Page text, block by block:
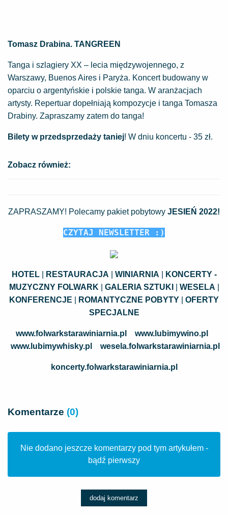
Tomasz Drabina. TANGREEN
Tanga i szlagiery XX – lecia międzywojennego, z
Warszawy, Buenos Aires i Paryża. Koncert budowany w
oparciu o argentyńskie i polskie tanga. W aranżacjach
artysty. Repertuar dopełniają kompozycje i tanga Tomasza
Drabiny. Zapraszamy zatem do tanga!
Bilety w przedsprzedaży taniej! W dniu koncertu - 35 zł.
Zobacz również:
ZAPRASZAMY! Polecamy pakiet pobytowy JESIEŃ 2022!
CZYTAJ NEWSLETTER :)
HOTEL| RESTAURACJA WINIARNIA
KONCERTY -
MUZYCZNY FOLWARK
GALERIA SZTUKI WESELA
KONFERENCJE
ROMANTYCZNE POBYTY
OFERTY
SPECJALNE
www.folwarkstarawiniarnia.pl
www.lubimywino.pl
www.lubimywhisky.pl
wesela.folwarkstarawiniarnia.pl
koncerty.folwarkstarawiniarnia.pl
Komentarze (0)
Nie dodano jeszcze komentarzy pod tym artykułem -
bądź pierwszy
dodaj komentarz